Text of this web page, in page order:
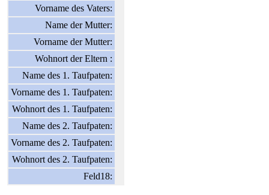
Vorname des Vaters:
Name der Mutter:
Vorname der Mutter:
Wohnort der Eltern :
Name des 1. Taufpaten:
Vorname des 1. Taufpaten:
Wohnort des 1. Taufpaten:
Name des 2. Taufpaten:
Vorname des 2. Taufpaten:
Wohnort des 2. Taufpaten:
Feld18: